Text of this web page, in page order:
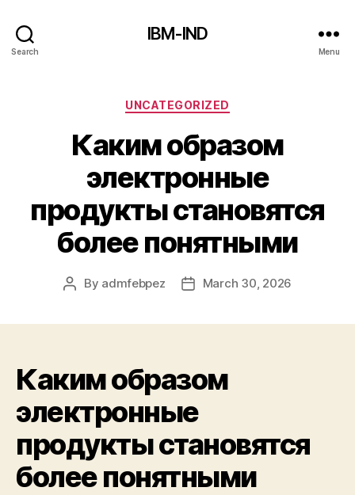
Search
IBM-IND
Menu
Categories
UNCATEGORIZED
Каким образом
электронные
продукты становятся
более понятными
Post
By admfebpez
PostMarch 30, 2026
Каким образом
электронные
продукты становятся
более понятными